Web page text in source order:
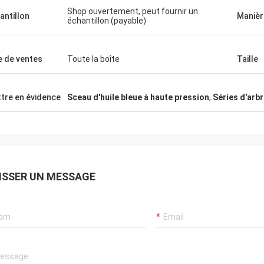
fournisseur, et donner toujours des
professionnelles, des
le long coopertion à l'avenir.
Shop ouvertement, peut fournir un
échantillon (payable)
de ventes Toute la boîte Taille
en évidence Sceau d'huile bleue à haute pression, Séries
UN MESSAGE